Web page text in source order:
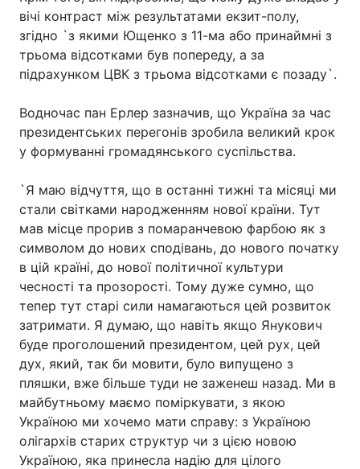
Екологія Регіони
Лонгріди
Інтерв'ю Думки
Контакти
Послуги
Тема оформлення
вічі контраст між результатами екзит-полу,
згідно `з якими Ющенко з 11-ма або принаймні з
трьома відсотками був попереду, а за
підрахунком ЦВК з трьома відсотками є позаду`.
Водночас пан Ерлер зазначив, що Україна за час
президентських перегонів зробила великий крок
у формуванні громадянського суспільства.
`Я маю відчуття, що в останні тижні та місяці ми
стали світками народженням нової країни. Тут
мав місце прорив з помаранчевою фарбою як з
символом до нових сподівань, до нового початку
в цій країні, до нової політичної культури
чесності та прозорості. Тому дуже сумно, що
тепер тут старі сили намагаються цей розвиток
затримати. Я думаю, що навіть якщо Янукович
буде проголошений президентом, цей рух, цей
дух, який, так би мовити, було випущено з
пляшки, вже більше туди не заженеш назад. Ми в
майбутньому маємо поміркувати, з якою
Україною ми хочемо мати справу: з Україною
олігархів старих структур чи з цією новою
Україною, яка принесла надію для цілого